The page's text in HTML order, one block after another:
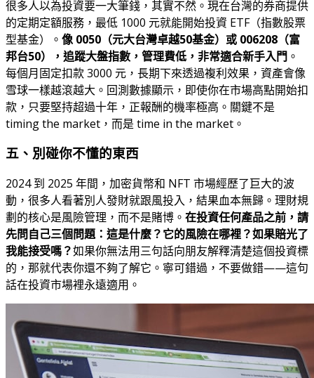
很多人以為投資要一大筆錢，其實不然。現在台灣的券商提供
的定期定額服務，最低 1000 元就能開始投資 ETF（指數股票
型基金）。 像 0050（元大台灣卓越50基金）或 006208（富
邦台50），追蹤大盤指數，管理費低，非常適合新手入門 。
每個月固定扣款 3000 元，長期下來透過複利效果，資產會像
雪球一樣越滾越大。回測數據顯示，即使你在市場高點開始扣
款，只要堅持超過十年，正報酬的機率極高。關鍵不是
timing the market，而是 time in the market。
五、別碰你不懂的東西
2024 到 2025 年間，加密貨幣和 NFT 市場經歷了巨大的波
動，很多人看著別人發財就跟風投入，結果血本無歸。理財規
劃的核心是風險管理，而不是賭博。 在投資任何產品之前，請
先問自己三個問題：這是什麼？它的風險在哪裡？如果賠光了
我能接受嗎？如果你無法用三句話向朋友解釋清楚這個投資標
的，那就代表你還不夠了解它。寧可錯過，不要做錯——這句
話在投資市場裡永遠適用。